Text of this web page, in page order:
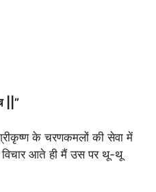
||”
के चरणकमलों की सेवा में
आते ही मैं उस पर थू-थू